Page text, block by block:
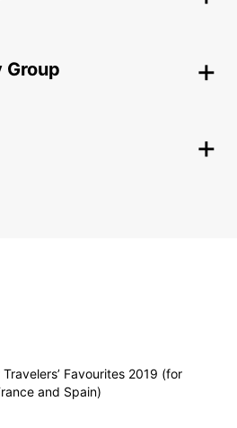
Group
Favourites 2019 (for
and Spain)